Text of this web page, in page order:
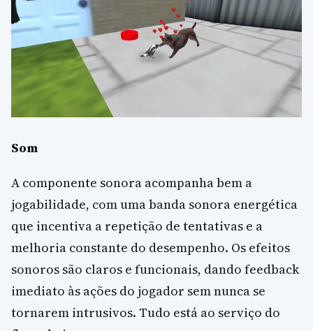
Som
A componente sonora acompanha bem a
jogabilidade, com uma banda sonora energética
que incentiva a repetição de tentativas e a
melhoria constante do desempenho. Os efeitos
sonoros são claros e funcionais, dando feedback
imediato às ações do jogador sem nunca se
tornarem intrusivos. Tudo está ao serviço do